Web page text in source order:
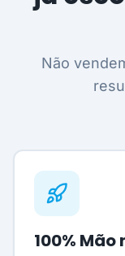
Não
100% Mão